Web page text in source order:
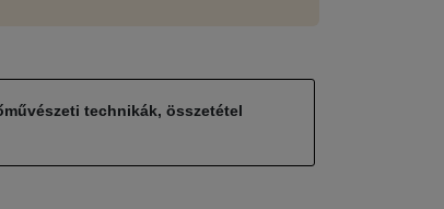
technikák, összetétel